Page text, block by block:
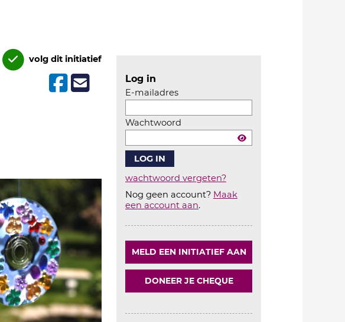
volg dit initiatief
Log in
E-mailadres
Wachtwoord
wachtwoord vergeten?
Nog geen account? Maak
een account aan.Account
MELD EEN INITIATIEF AAN
DONEER JE CHEQUE